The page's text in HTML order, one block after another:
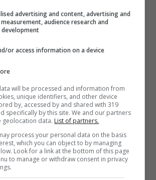
la circolazione
attenzione anche
Un’alimentazione sana
i capelli forti. Pensiamo,
a cibi come la frutta secca, gli
arance, così come anche i
legumi e i cereali integrali che
i capelli ben forti e non
advertising and content, advertising and
audience research and
development
or access information on a device
will be processed and information from
unique identifiers, and other device
by, accessed by and shared with 319
specifically by this site. We and our partners
geolocation data. List of partners.
process your personal data on the basis
which you can object to by managing
Look for a link at the bottom of this page
to manage or withdraw consent in privacy